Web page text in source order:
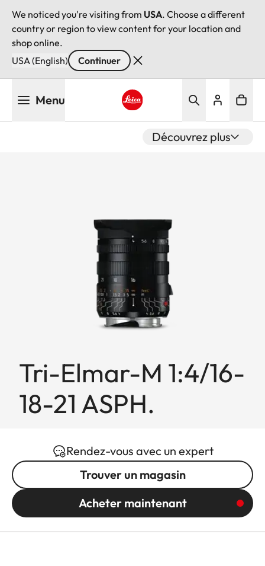
We noticed you're visiting from USA. Choose a different
country or region to view content for your location and
shop online.
USA (English)
Continuer
Menu
Découvrez plus
Tri-Elmar-M 1:4/16-
18-21 ASPH.
Rendez-vous avec un expert
Trouver un magasin
Acheter maintenant